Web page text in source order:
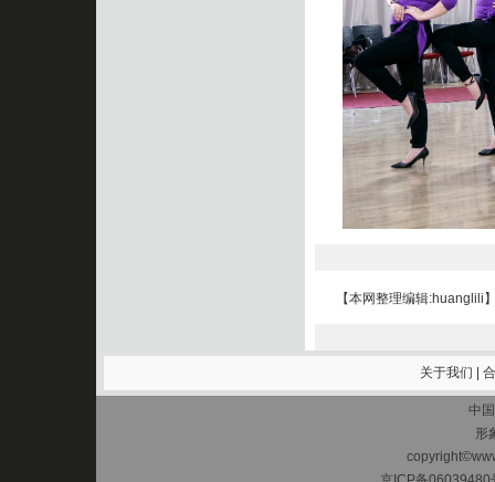
【本网整理编辑:huanglili
关于我们
中
形